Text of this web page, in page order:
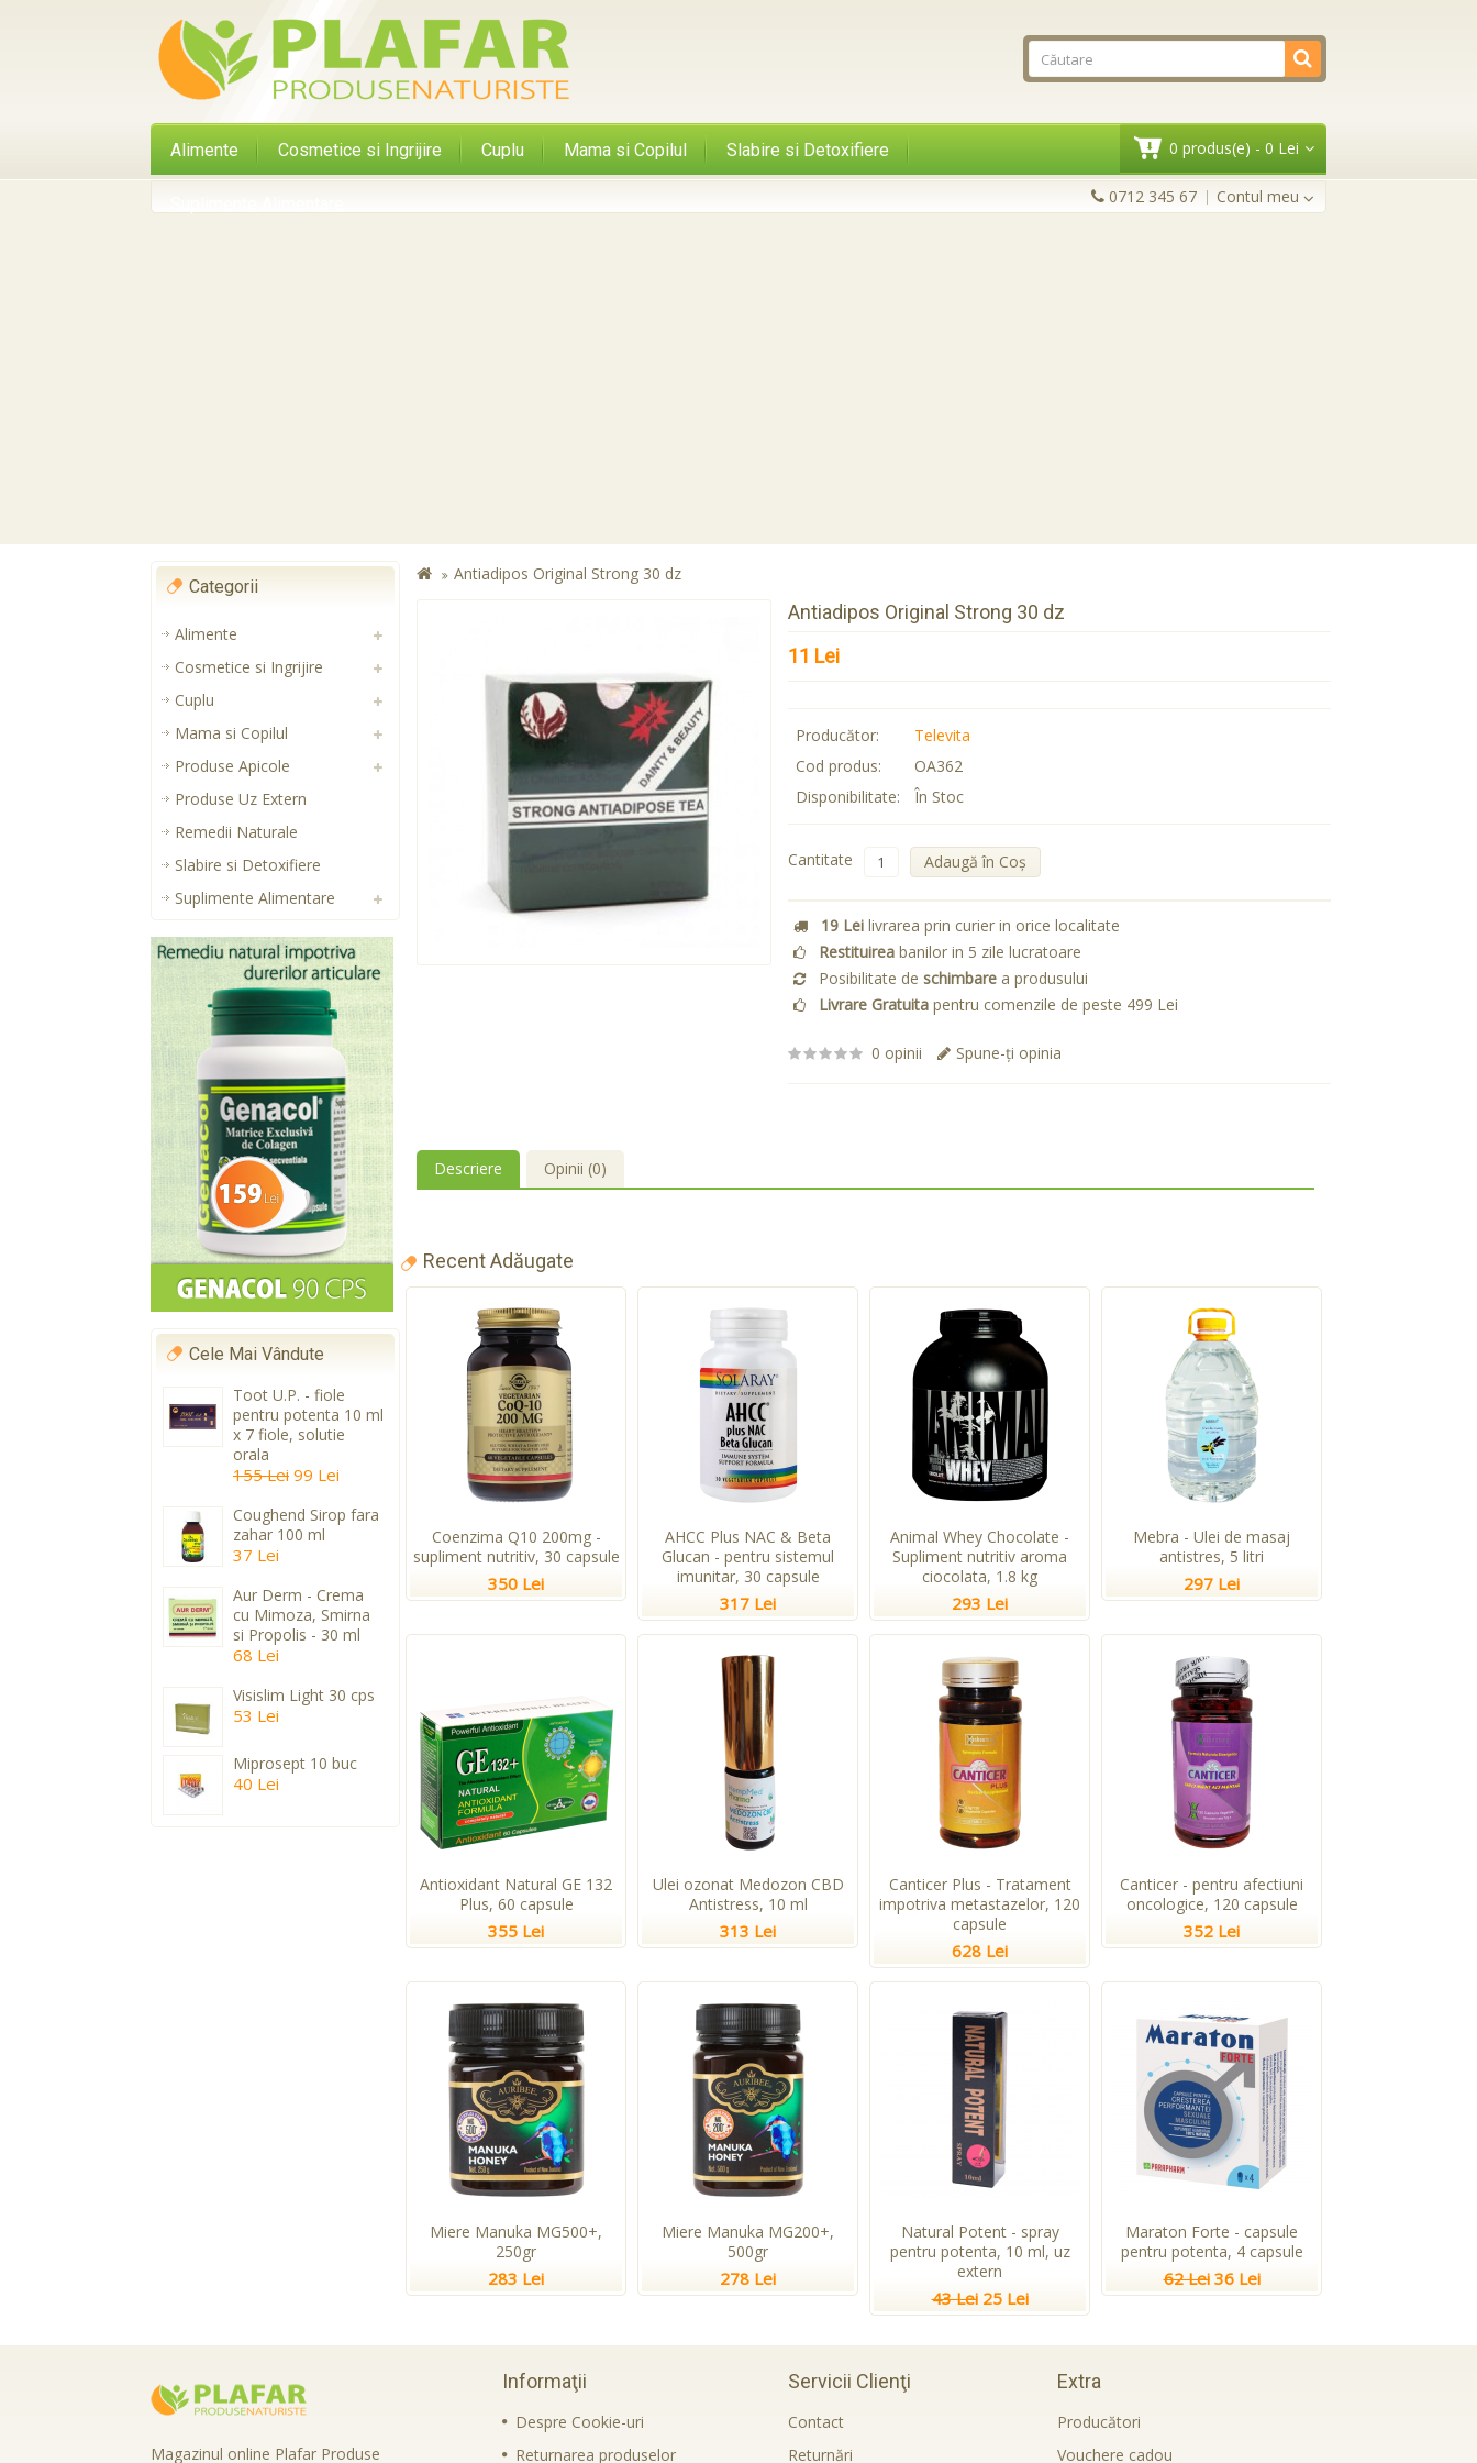
Alimente Cosmetice si Ingrijire Cuplu Mama si Copilul Slabire si Detoxifiere 0 produs(e) - 0 Lei
0712 345 67 Contul meu
Categorii
Alimente
Cosmetice si Ingrijire
Cuplu
Mama si Copilul
Produse Apicole
Produse Uz Extern
Remedii Naturale
Slabire si Detoxifiere
Suplimente Alimentare
Cele Mai Vândute
Toot U.P. - fiole
pentru potenta 10 ml
x 7 fiole, solutie
orala
155 Lei 99 Lei
Coughend Sirop fara
zahar 100 ml
37 Lei
Aur Derm - Crema
cu Mimoza, Smirna
si Propolis - 30 ml
68 Lei
Visislim Light 30 cps
53 Lei
Miprosept 10 buc
40 Lei
Antiadipos Original Strong 30 dz
Antiadipos Original Strong 30 dz
11 Lei
Producător:
Televita
Cod produs:
OA362
Disponibilitate:
În Stoc
Cantitate Adaugă în Coş
19 Leilivrarea prin curier in orice localitate
Restituireabanilor in 5 zile lucratoare
Posibilitate de schimbarea produsului
Livrare Gratuitapentru comenzile de peste 499 Lei
0 opinii Spune-ţi opinia
Descriere Opinii (0)
Recent Adăugate
Coenzima Q10 200mg -
supliment nutritiv, 30 capsule
350 Lei
AHCC Plus NAC & Beta
Glucan - pentru sistemul
imunitar, 30 capsule
317 Lei
Animal Whey Chocolate -
Supliment nutritiv aroma
ciocolata, 1.8 kg
293 Lei
Mebra - Ulei de masaj
antistres, 5 litri
297 Lei
Antioxidant Natural GE 132
Plus, 60 capsule
355 Lei
Ulei ozonat Medozon CBD
Antistress, 10 ml
313 Lei
Canticer Plus - Tratament
impotriva metastazelor, 120
capsule
628 Lei
Canticer - pentru afectiuni
oncologice, 120 capsule
352 Lei
Miere Manuka MG500+,
250gr
283 Lei
Miere Manuka MG200+,
500gr
278 Lei
Natural Potent - spray
pentru potenta, 10 ml, uz
extern
43 Lei 25 Lei
Maraton Forte - capsule
pentru potenta, 4 capsule
62 Lei 36 Lei
Magazinul online Plafar Produse
Informaţii
Despre Cookie-uri
Returnarea produselor
Servicii Clienţi
Contact
Returnări
Extra
Producători
Vouchere cadou